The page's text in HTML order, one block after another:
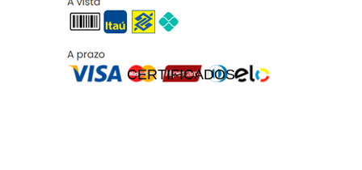
CERTIFICADOS